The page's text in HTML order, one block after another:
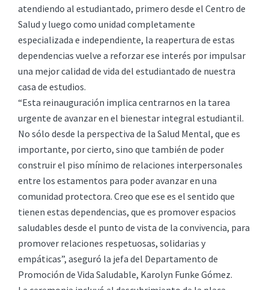
atendiendo al estudiantado, primero desde el Centro de
Salud y luego como unidad completamente
especializada e independiente, la reapertura de estas
dependencias vuelve a reforzar ese interés por impulsar
una mejor calidad de vida del estudiantado de nuestra
casa de estudios.
“Esta reinauguración implica centrarnos en la tarea
urgente de avanzar en el bienestar integral estudiantil.
No sólo desde la perspectiva de la Salud Mental, que es
importante, por cierto, sino que también de poder
construir el piso mínimo de relaciones interpersonales
entre los estamentos para poder avanzar en una
comunidad protectora. Creo que ese es el sentido que
tienen estas dependencias, que es promover espacios
saludables desde el punto de vista de la convivencia, para
promover relaciones respetuosas, solidarias y
empáticas”, aseguró la jefa del Departamento de
Promoción de Vida Saludable, Karolyn Funke Gómez.